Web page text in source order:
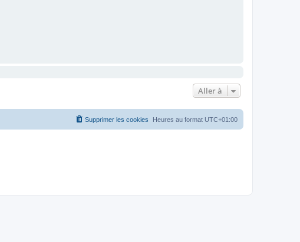
Aller à
Heures au format UTC+01:00
Supprimer les cookies